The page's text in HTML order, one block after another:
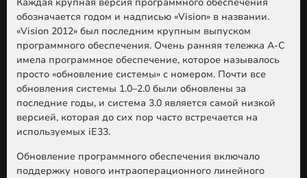
обозначается годом и надписью «Vision» в названии.
«Vision 2012» был последним крупным выпуском
программного обеспечения. Очень ранняя тележка A-C
имела программное обеспечение, которое называлось
просто «обновление системы» с номером. Почти все
обновления системы 1.0–2.0 были обновлены за
последние годы, и система 3.0 является самой низкой
версией, которая до сих пор часто встречается на
используемых iE33.
Обновление программного обеспечения включало
поддержку нового интраоперационного линейного